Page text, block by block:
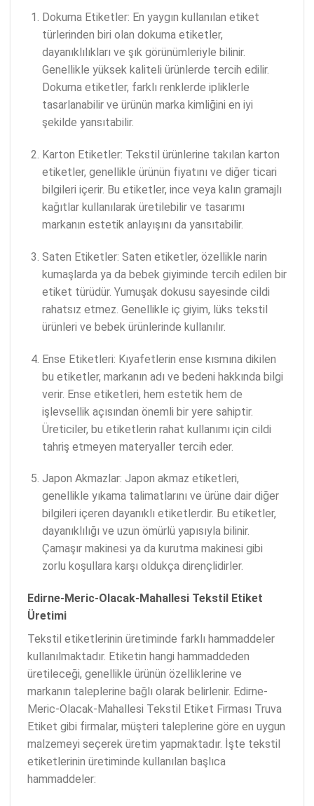
Dokuma Etiketler: En yaygın kullanılan etiket
türlerinden biri olan dokuma etiketler,
dayanıklılıkları ve şık görünümleriyle bilinir.
Genellikle yüksek kaliteli ürünlerde tercih edilir.
Dokuma etiketler, farklı renklerde ipliklerle
tasarlanabilir ve ürünün marka kimliğini en iyi
şekilde yansıtabilir.
Karton Etiketler: Tekstil ürünlerine takılan karton
etiketler, genellikle ürünün fiyatını ve diğer ticari
bilgileri içerir. Bu etiketler, ince veya kalın gramajlı
kağıtlar kullanılarak üretilebilir ve tasarımı
markanın estetik anlayışını da yansıtabilir.
Saten Etiketler: Saten etiketler, özellikle narin
kumaşlarda ya da bebek giyiminde tercih edilen bir
etiket türüdür. Yumuşak dokusu sayesinde cildi
rahatsız etmez. Genellikle iç giyim, lüks tekstil
ürünleri ve bebek ürünlerinde kullanılır.
Ense Etiketleri: Kıyafetlerin ense kısmına dikilen
bu etiketler, markanın adı ve bedeni hakkında bilgi
verir. Ense etiketleri, hem estetik hem de
işlevsellik açısından önemli bir yere sahiptir.
Üreticiler, bu etiketlerin rahat kullanımı için cildi
tahriş etmeyen materyaller tercih eder.
Japon Akmazlar: Japon akmaz etiketleri,
genellikle yıkama talimatlarını ve ürüne dair diğer
bilgileri içeren dayanıklı etiketlerdir. Bu etiketler,
dayanıklılığı ve uzun ömürlü yapısıyla bilinir.
Çamaşır makinesi ya da kurutma makinesi gibi
zorlu koşullara karşı oldukça dirençlidirler.
Edirne-Meric-Olacak-Mahallesi Tekstil Etiket
Üretimi
Tekstil etiketlerinin üretiminde farklı hammaddeler
kullanılmaktadır. Etiketin hangi hammaddeden
üretileceği, genellikle ürünün özelliklerine ve
markanın taleplerine bağlı olarak belirlenir. Edirne-
Meric-Olacak-Mahallesi Tekstil Etiket Firması Truva
Etiket gibi firmalar, müşteri taleplerine göre en uygun
malzemeyi seçerek üretim yapmaktadır. İşte tekstil
etiketlerinin üretiminde kullanılan başlıca
hammaddeler: